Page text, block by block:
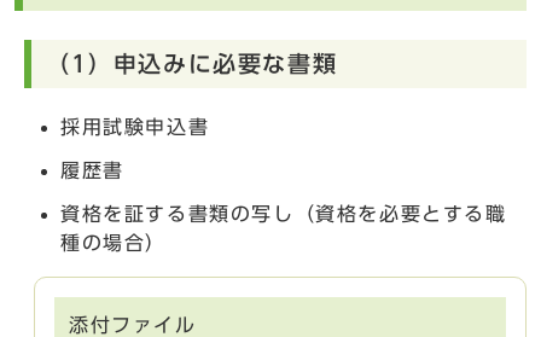
（1）申込みに必要な書類
採用試験申込書
履歴書
資格を証する書類の写し（資格を必要とする職
種の場合）
添付ファイル